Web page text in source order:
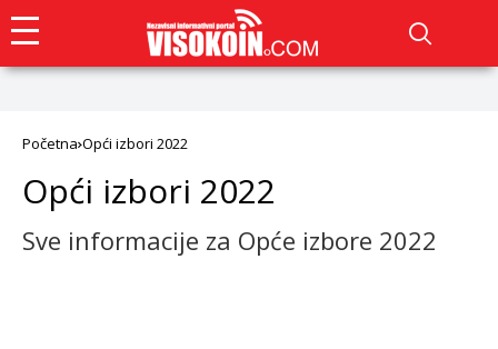
Početna Opći izbori 2022
Opći izbori 2022
Sve informacije za Opće izbore 2022